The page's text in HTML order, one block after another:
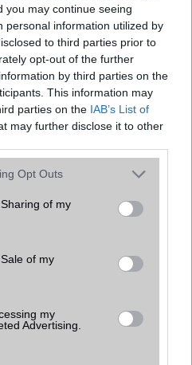
you may continue seeing
personal information utilized by
to third parties prior to
opt-out of the further
by third parties on the
This information may
parties on the IAB’s List of
may further disclose it to other
app uses one or more Google
behaviour. You may click to
and its third-party tags to
purposes in below Google
Opt Outs
of my
of my
my
Advertising.
esküszik, pedig az
intelligens funkciókat kínál,
a háttérben.
funkció teljesen
a mobilhasználatot –
tudnak róla
Central
funkció, amely
használatot,
továbbra is hiányzik.